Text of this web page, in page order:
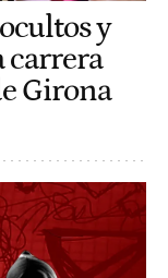
y
Girona